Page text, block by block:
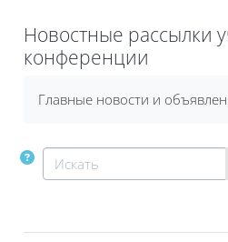
Новостные рассылки
конференции
Главные новости и
Искать